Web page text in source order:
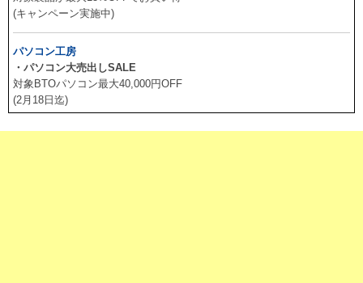
(キャンペーン実施中)
パソコン工房
・パソコン大売出しSALE
対象BTOパソコン最大40,000円OFF
(2月18日迄)